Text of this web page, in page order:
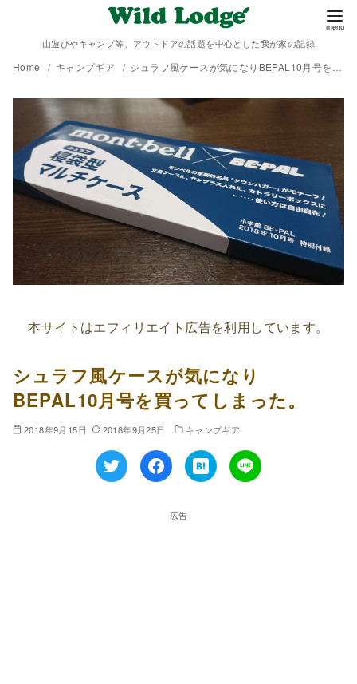
山遊びやキャンプ等、アウトドアの話題を中心とした我が家の記録
Home キャンプギア シュラフ風ケースが気になりBEPAL10月号を買ってしまった。
本サイトはエフィリエイト広告を利用しています。
シュラフ風ケースが気になり
BEPAL10月号を買ってしまった。
2018年9月15日 2018年9月25日 キャンプギア
広告